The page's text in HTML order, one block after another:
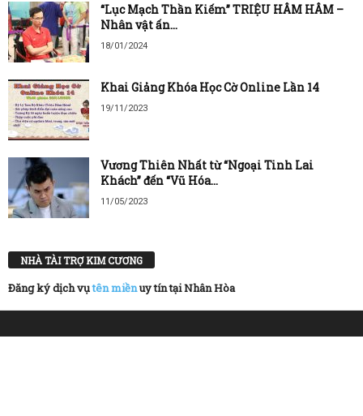
“Lục Mạch Thần Kiếm” TRIỆU HÂM HÂM –
Nhân vật ấn...
18/01/2024
Khai Giảng Khóa Học Cờ Online Lần 14
19/11/2023
Vương Thiên Nhất từ “Ngoại Tinh Lai
Khách” đến “Vũ Hóa...
11/05/2023
NHÀ TÀI TRỢ KIM CƯƠNG
Đăng ký dịch vụtên miềnuy tín tại Nhân Hòa